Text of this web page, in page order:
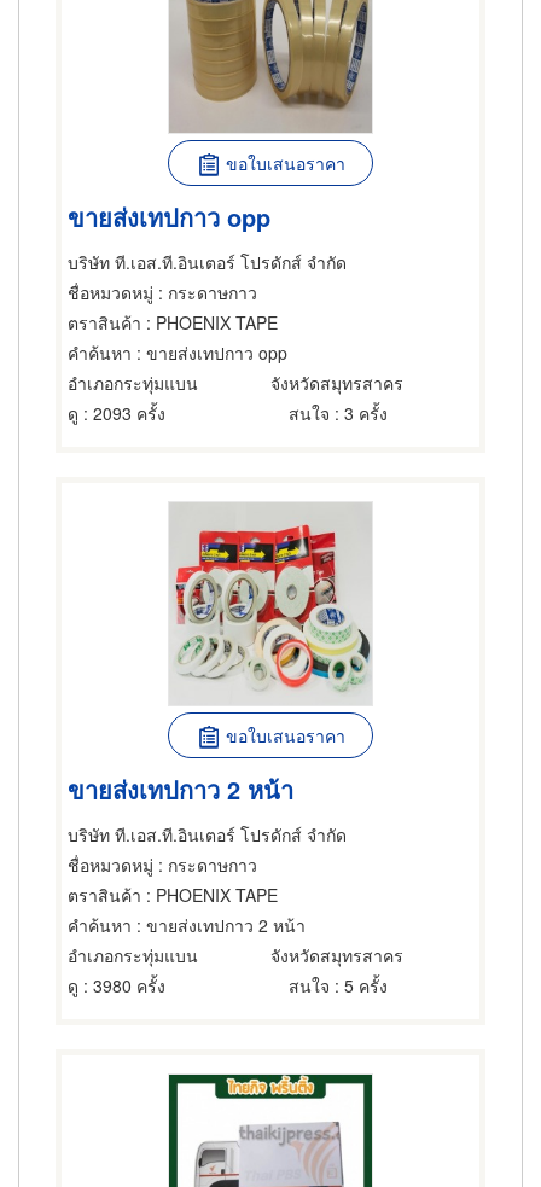
ขอใบเสนอราคา
ขายส่งเทปกาว opp
บริษัท ที.เอส.ที.อินเตอร์ โปรดักส์ จำกัด
ชื่อหมวดหมู่ : กระดาษกาว
ตราสินค้า : PHOENIX TAPE
คำค้นหา : ขายส่งเทปกาว opp
อำเภอกระทุ่มแบน
จังหวัดสมุทรสาคร
ดู : 2093 ครั้ง สนใจ : 3 ครั้ง
ขอใบเสนอราคา
ขายส่งเทปกาว 2 หน้า
บริษัท ที.เอส.ที.อินเตอร์ โปรดักส์ จำกัด
ชื่อหมวดหมู่ : กระดาษกาว
ตราสินค้า : PHOENIX TAPE
คำค้นหา : ขายส่งเทปกาว 2 หน้า
อำเภอกระทุ่มแบน
จังหวัดสมุทรสาคร
ดู : 3980 ครั้ง สนใจ : 5 ครั้ง